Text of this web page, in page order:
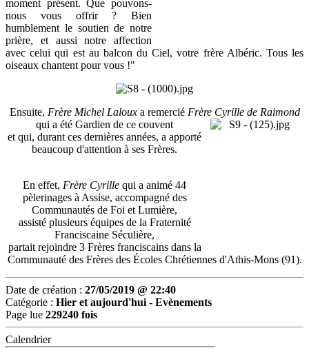
moment présent. Que pouvons-
nous vous offrir ? Bien
humblement le soutien de notre
prière, et aussi notre affection
avec celui qui est au balcon du Ciel, votre frère Albéric. Tous les
oiseaux chantent pour vous !"
Ensuite, Frère Michel Laloux a remercié Frère Cyrille de Raimond
qui a été Gardien de ce couvent
et qui, durant ces dernières années, a apporté
beaucoup d'attention à ses Frères.
En effet, Frère Cyrille qui a animé 44
pèlerinages à Assise, accompagné des
Communautés de Foi et Lumière,
assisté plusieurs équipes de la Fraternité
Franciscaine Séculière,
partait rejoindre 3 Frères franciscains dans la
Communauté des Frères des Écoles Chrétiennes d'Athis-Mons (91).
Date de création : 27/05/2019 @ 22:40
Catégorie : Hier et aujourd'hui - Evènements
Page lue 229240 fois
Calendrier